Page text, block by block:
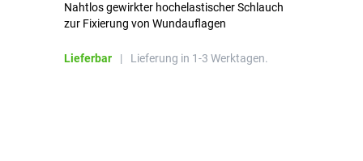
Nahtlos gewirkter hochelastischer Schlauch
zur Fixierung von Wundauflagen
Lieferbar | Lieferung in 1-3 Werktagen.